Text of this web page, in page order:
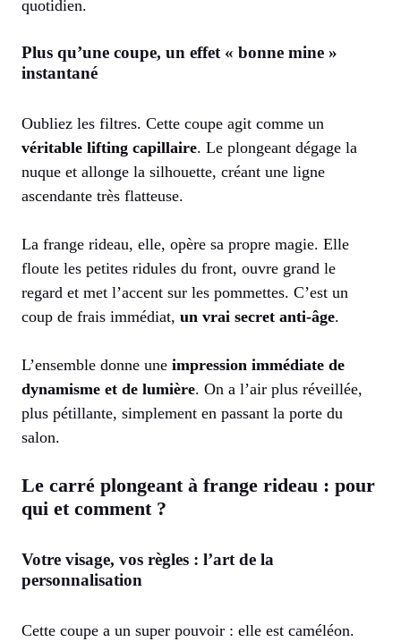
quotidien.
Plus qu’une coupe, un effet « bonne mine »
instantané
Oubliez les filtres. Cette coupe agit comme un
véritable lifting capillaire. Le plongeant dégage la
nuque et allonge la silhouette, créant une ligne
ascendante très flatteuse.
La frange rideau, elle, opère sa propre magie. Elle
floute les petites ridules du front, ouvre grand le
regard et met l’accent sur les pommettes. C’est un
coup de frais immédiat, un vrai secret anti-âge.
L’ensemble donne une impression immédiate de
dynamisme et de lumière. On a l’air plus réveillée,
plus pétillante, simplement en passant la porte du
salon.
Le carré plongeant à frange rideau : pour
qui et comment ?
Votre visage, vos règles : l’art de la
personnalisation
Cette coupe a un super pouvoir : elle est caméléon.